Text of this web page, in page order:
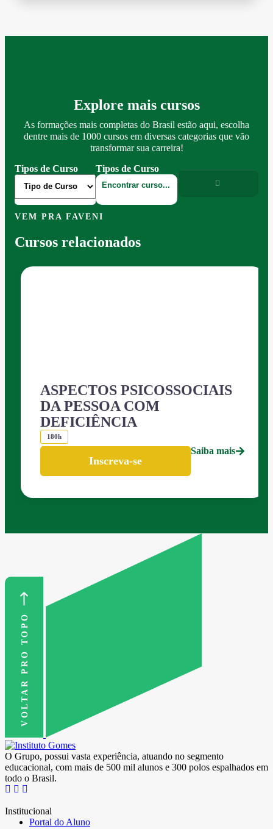
Explore mais cursos
As formações mais completas do Brasil estão aqui, escolha
dentre mais de 1000 cursos em diversas categorias que vão
transformar sua carreira!
Tipos de Curso
Tipos de Curso
VEM PRA FAVENI
Cursos relacionados
ASPECTOS PSICOSSOCIAIS
DA PESSOA COM
DEFICIÊNCIA
180h
Inscreva-se
Saiba mais
VOLTAR PRO TOPO
O Grupo, possui vasta experiência, atuando no segmento
educacional, com mais de 500 mil alunos e 300 polos espalhados em
todo o Brasil.
Institucional
Portal do Aluno